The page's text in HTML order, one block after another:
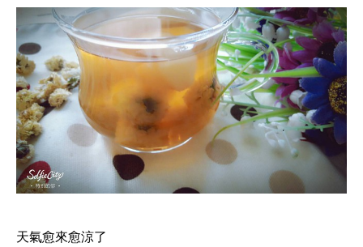
天氣愈來愈涼了